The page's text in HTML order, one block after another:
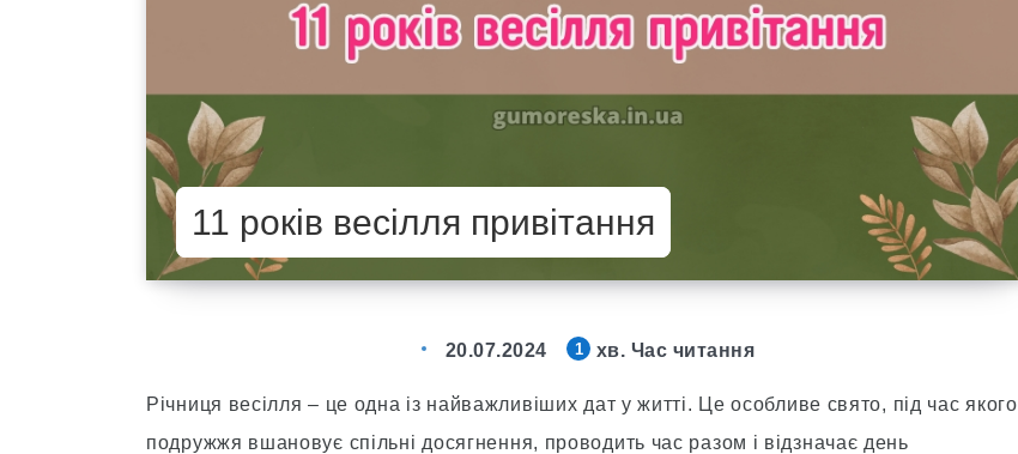
11 років весілля привітання
20.07.2024 1 хв. Час читання
Річниця весілля – це одна із найважливіших дат у житті. Це особливе свято, під час якого
подружжя вшановує спільні досягнення, проводить час разом і відзначає день